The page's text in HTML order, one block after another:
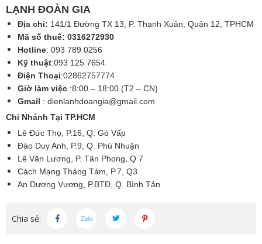
LẠNH ĐOÀN GIA
Địa chỉ: 141/1 Đường TX 13, P. Thạnh Xuân, Quận 12, TPHCM
Mã số thuế: 0316272930
Hotline: 093 789 0256
Kỹ thuật:093 125 7654
Điện Thoại:02862757774
Giờ làm việc :8:00 – 18:00 (T2 – CN)
Gmail : dienlanhdoangia@gmail.com
Chi Nhánh Tại TP.HCM
Lê Đức Thọ, P.16, Q. Gò Vấp
Đào Duy Anh, P.9, Q. Phú Nhuận
Lê Văn Lương, P. Tân Phong, Q.7
Cách Mạng Tháng Tám, P.7, Q3
An Dương Vương, P.BTĐ, Q. Bình Tân
Chia sẻ: